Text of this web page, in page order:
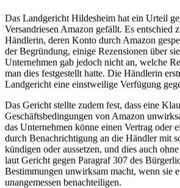
Das Landgericht Hildesheim hat ein Urteil
Versandriesen Amazon gefällt. Es entschied
Händlerin, deren Konto durch Amazon
der Begründung, einige Rezensionen über
Unternehmen gab jedoch nicht an, welche
man dies festgestellt hatte. Die Händlerin
Landgericht eine einstweilige Verfügung
Das Gericht stellte zudem fest, dass eine
Geschäftsbedingungen von Amazon
das Unternehmen könne einen Vertrag oder
durch Benachrichtigung an die Händler mit
kündigen oder aussetzen, und dies auch
laut Gericht gegen Paragraf 307 des
Bestimmungen unwirksam macht, wenn sie
unangemessen benachteiligen.